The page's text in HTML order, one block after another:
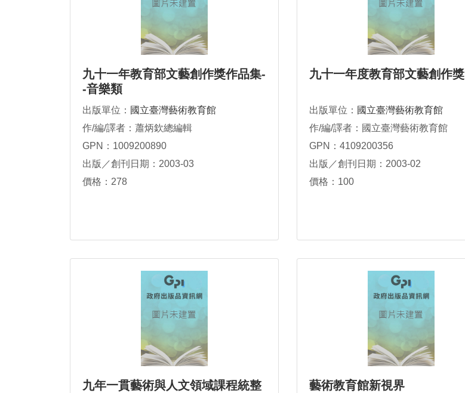
九十一年教育部文藝創作獎作品集-
-音樂類
出版單位： 國立臺灣藝術教育館
作/編/譯者：蕭炳欽總編輯
GPN：1009200890
出版／創刊日期：2003-03
價格：278
九十一年度教育部文藝創作獎
出版單位： 國立臺灣藝術教育館
作/編/譯者：國立臺灣藝術教育館
GPN：4109200356
出版／創刊日期：2003-02
價格：100
九年一貫藝術與人文領域課程統整
藝術教育館新視界